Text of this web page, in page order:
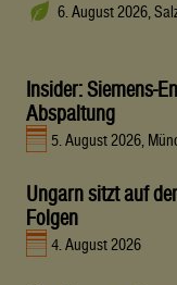
6. August 2026,
Insider: Siemens-
Abspaltung
5. August 2026,
Ungarn sitzt auf
Folgen
4. August 2026